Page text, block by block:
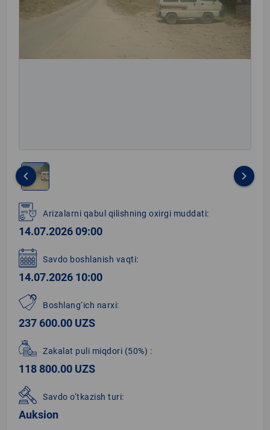
1
of
1
keyboard_arrow_left keyboard_arrow_right
Arizalarni qabul qilishning oxirgi muddati:
14.07.2026 09:00
Savdo boshlanish vaqti:
14.07.2026 10:00
Boshlang‘ich narxi:
237 600.00 UZS
Zakalat puli miqdori (50%) :
118 800.00 UZS
Savdo o‘tkazish turi:
Auksion